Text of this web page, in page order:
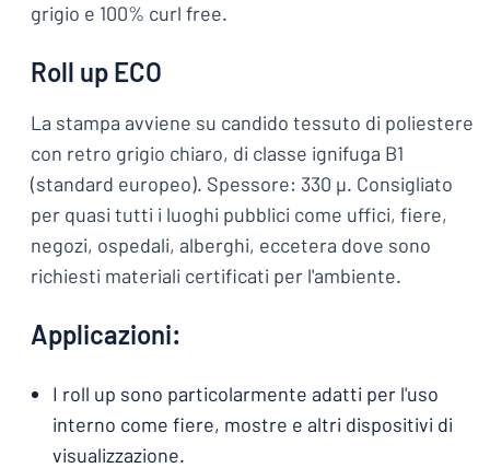
grigio e 100% curl free.
Roll up ECO
La stampa avviene su candido tessuto di poliestere
con retro grigio chiaro, di classe ignifuga B1
(standard europeo). Spessore: 330 µ. Consigliato
per quasi tutti i luoghi pubblici come uffici, fiere,
negozi, ospedali, alberghi, eccetera dove sono
richiesti materiali certificati per l'ambiente.
Applicazioni:
I roll up sono particolarmente adatti per l'uso
interno come fiere, mostre e altri dispositivi di
visualizzazione.